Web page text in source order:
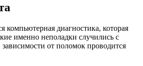
компьютерная диагностика, которая
именно неполадки случились с
от поломок проводится